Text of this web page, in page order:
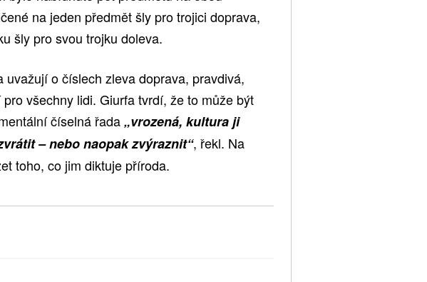
na jeden předmět šly pro trojici doprava,
šly pro svou trojku doleva.
o číslech zleva doprava, pravdivá,
všechny lidi. Giurfa tvrdí, že to může být
číselná řada„vrozená, kultura ji
– nebo naopak zvýraznit“, řekl. Na
toho, co jim diktuje příroda.